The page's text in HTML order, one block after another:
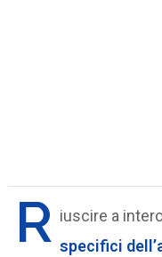
R iuscire a
specifici